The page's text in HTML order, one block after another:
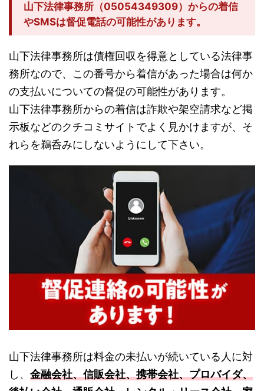
山下法律事務所（05054349309）からの着信
やSMSは督促電話の可能性があります。
山下法律事務所は債権回収を得意としている法律事
務所なので、この番号から着信があった場合は何か
の支払いについての督促の可能性があります。
山下法律事務所からの着信は詐欺や架空請求など掲
示板などのクチコミサイトでよく見かけますが、そ
れらを鵜呑みにしないようにして下さい。
山下法律事務所は料金の未払いが続いている人に対
し、 金融会社、信販会社、携帯会社、プロバイダ、